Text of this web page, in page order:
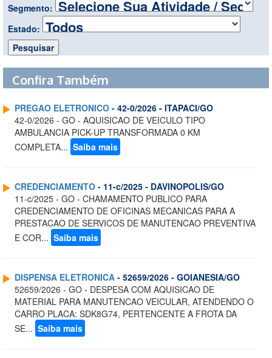
Segmento:
Estado:
Confira Também
PREGAO ELETRONICO - 42-0/2026 - ITAPACI/GO
42-0/2026 - GO - AQUISICAO DE VEICULO TIPO
AMBULANCIA PICK-UP TRANSFORMADA 0 KM
COMPLETA... Saiba mais
CREDENCIAMENTO - 11-c/2025 - DAVINOPOLIS/GO
11-c/2025 - GO - CHAMAMENTO PUBLICO PARA
CREDENCIAMENTO DE OFICINAS MECANICAS PARA A
PRESTACAO DE SERVICOS DE MANUTENCAO PREVENTIVA
E COR... Saiba mais
DISPENSA ELETRONICA - 52659/2026 - GOIANESIA/GO
52659/2026 - GO - DESPESA COM AQUISICAO DE
MATERIAL PARA MANUTENCAO VEICULAR, ATENDENDO O
CARRO PLACA: SDK8G74, PERTENCENTE A FROTA DA
SE... Saiba mais